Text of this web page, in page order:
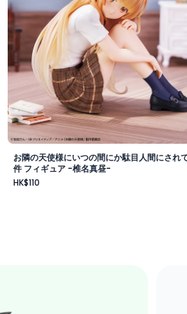
お隣の天使様にいつの間にか駄目人間にされ
件 フィギュア -椎名真昼-
HK$110